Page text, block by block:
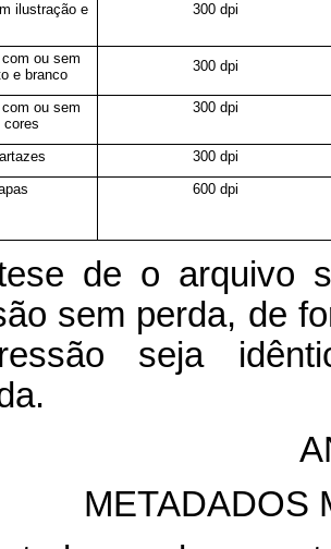
ilustração e
300 dpi
ou sem
e branco
300 dpi
ou sem
cores
300 dpi
300 dpi
600 dpi
de o arquivo
sem perda, de
seja
METADADOS